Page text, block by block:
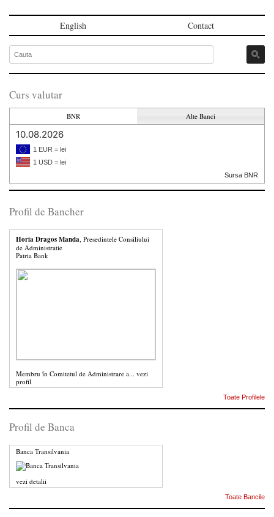
English Contact
Curs valutar
BNR Alte Banci
10.08.2026
1 EUR = lei
1 USD = lei
Sursa BNR
Profil de Bancher
Horia Dragos Manda, Presedintele Consiliului
de Administratie
Patria Bank
Membru în Comitetul de Administrare a... vezi
profil
Toate Profilele
Profil de Banca
Banca Transilvania
vezi detalii
Toate Bancile